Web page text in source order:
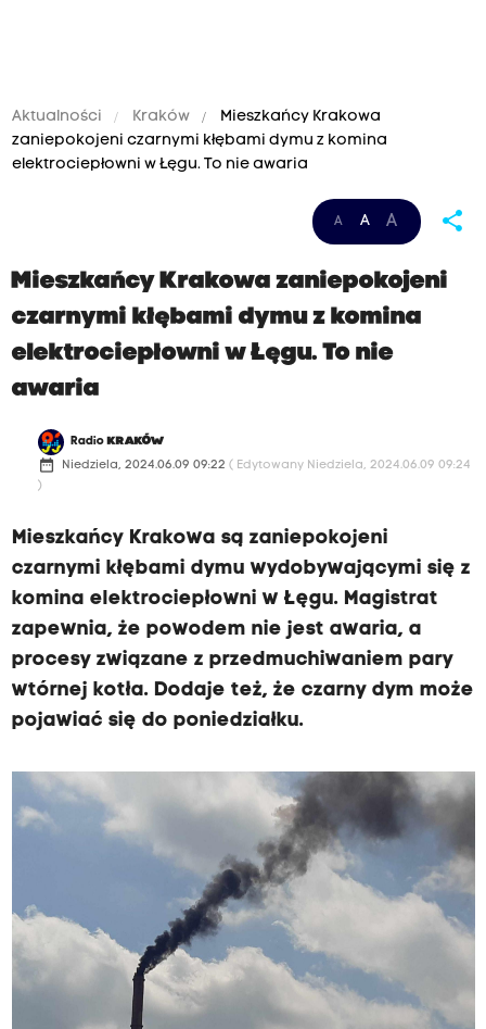
Aktualności Kraków
Mieszkańcy Krakowa
zaniepokojeni czarnymi kłębami dymu z komina
elektrociepłowni w Łęgu. To nie awaria
A A A share
Mieszkańcy Krakowa zaniepokojeni
czarnymi kłębami dymu z komina
elektrociepłowni w Łęgu. To nie
awaria
Radio KRAKÓW
date_range Niedziela, 2024.06.09 09:22 ( Edytowany Niedziela, 2024.06.09 09:24
)
Mieszkańcy Krakowa są zaniepokojeni
czarnymi kłębami dymu wydobywającymi się z
komina elektrociepłowni w Łęgu. Magistrat
zapewnia, że powodem nie jest awaria, a
procesy związane z przedmuchiwaniem pary
wtórnej kotła. Dodaje też, że czarny dym może
pojawiać się do poniedziałku.